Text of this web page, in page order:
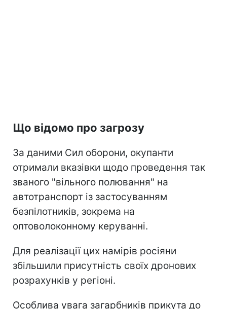
Що відомо про загрозу
За даними Сил оборони, окупанти
отримали вказівки щодо проведення так
званого "вільного полювання" на
автотранспорт із застосуванням
безпілотників, зокрема на
оптоволоконному керуванні.
Для реалізації цих намірів росіяни
збільшили присутність своїх дронових
розрахунків у регіоні.
Особлива увага загарбників прикута до